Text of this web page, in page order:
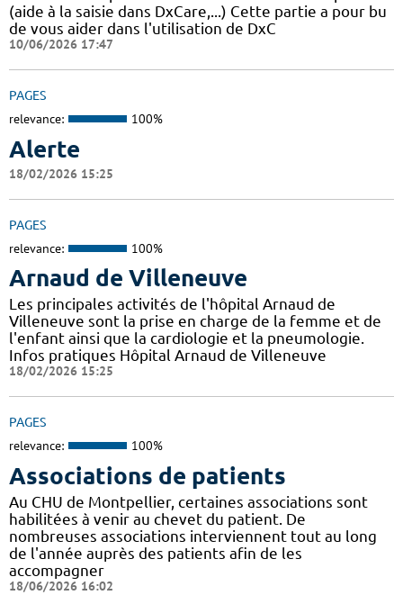
(aide à la saisie dans DxCare,...) Cette partie a pour bu
de vous aider dans l'utilisation de DxC
10/06/2026 17:47
PAGES
relevance: 100%
Alerte
18/02/2026 15:25
PAGES
relevance: 100%
Arnaud de Villeneuve
Les principales activités de l'hôpital Arnaud de
Villeneuve sont la prise en charge de la femme et de
l'enfant ainsi que la cardiologie et la pneumologie.
Infos pratiques Hôpital Arnaud de Villeneuve
18/02/2026 15:25
PAGES
relevance: 100%
Associations de patients
Au CHU de Montpellier, certaines associations sont
habilitées à venir au chevet du patient. De
nombreuses associations interviennent tout au long
de l'année auprès des patients afin de les
accompagner
18/06/2026 16:02